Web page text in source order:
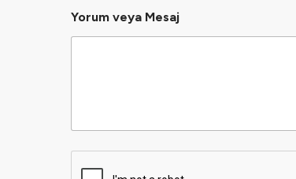
Yorum veya Mesaj